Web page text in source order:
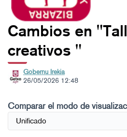
Cambios en
creativos "
Gobernu Irekia
26/05/2026 12:48
Comparar el modo de